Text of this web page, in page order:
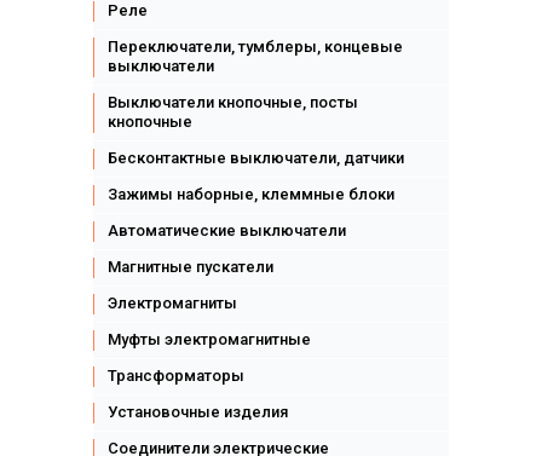
Реле
Переключатели, тумблеры, концевые
выключатели
Выключатели кнопочные, посты
кнопочные
Бесконтактные выключатели, датчики
Зажимы наборные, клеммные блоки
Автоматические выключатели
Магнитные пускатели
Электромагниты
Муфты электромагнитные
Трансформаторы
Установочные изделия
Соединители электрические